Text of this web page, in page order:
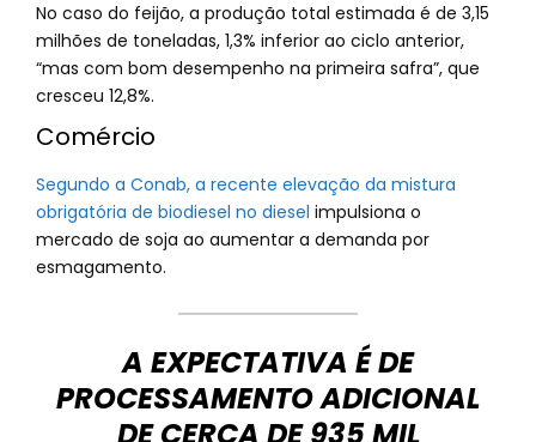
No caso do feijão, a produção total estimada é de 3,15
milhões de toneladas, 1,3% inferior ao ciclo anterior,
“mas com bom desempenho na primeira safra”, que
cresceu 12,8%.
Comércio
Segundo a Conab, a recente elevação da mistura
obrigatória de biodiesel no diesel impulsiona o
mercado de soja ao aumentar a demanda por
esmagamento.
A EXPECTATIVA É DE
PROCESSAMENTO ADICIONAL